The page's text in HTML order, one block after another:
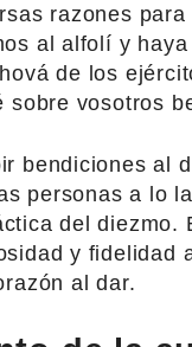
razones
al alfolí y
de los
vosotros
bendiciones al
personas a lo
del diezmo.
y fidelidad
al dar.